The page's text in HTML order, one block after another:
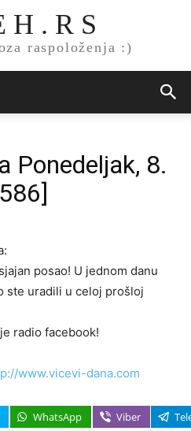
H . R S
raspoloženja :)
Ponedeljak, 8.
posao! U jednom danu
ste uradili u celoj prošloj
radio facebook!
www.vicevi-dana.com
WhatsApp Viber